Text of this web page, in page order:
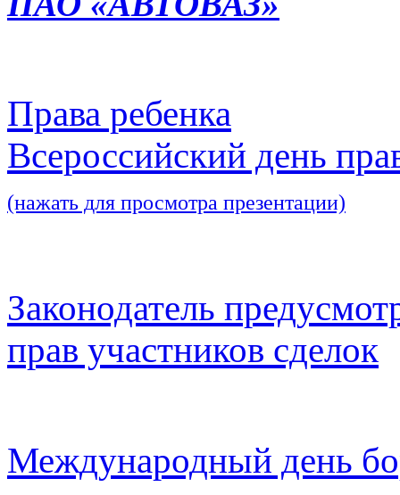
Права ребенка
Всероссийский день
(нажать для просмотра презентации)
Законодатель
прав участников сделок
Международный день